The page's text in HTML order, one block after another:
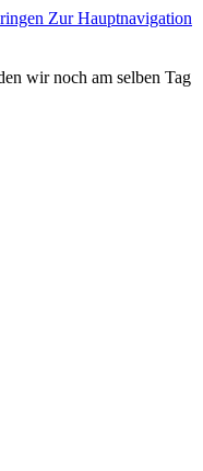
Zur Hauptnavigation
wir noch am selben Tag